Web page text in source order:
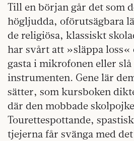
Till en början går det som
högljudda, oförutsägbara
de religiösa, klassiskt
har svårt att »släppa
gasta i mikrofonen eller
instrumenten. Gene lär
sätter, som kursboken
där den mobbade
Tourettespottande,
tjejerna får svänga med